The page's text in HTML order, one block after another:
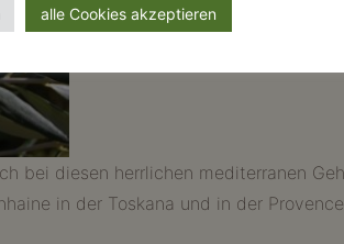
diesen herrlichen mediterranen
in der Toskana und in der
alle Cookies akzeptieren